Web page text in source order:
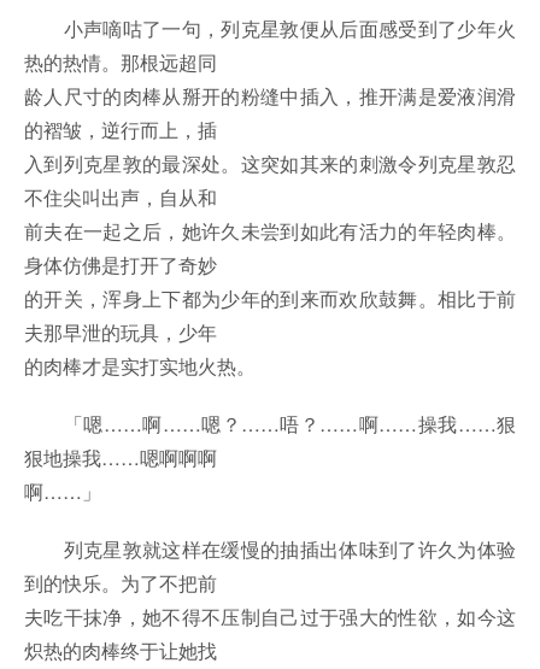
小声嘀咕了一句，列克星敦便从后面感受到了少年火
热的热情。那根远超同
龄人尺寸的肉棒从掰开的粉缝中插入，推开满是爱液润滑
的褶皱，逆行而上，插
入到列克星敦的最深处。这突如其来的刺激令列克星敦忍
不住尖叫出声，自从和
前夫在一起之后，她许久未尝到如此有活力的年轻肉棒。
身体仿佛是打开了奇妙
的开关，浑身上下都为少年的到来而欢欣鼓舞。相比于前
夫那早泄的玩具，少年
的肉棒才是实打实地火热。
「嗯……啊……嗯？……唔？……啊……操我……狠
狠地操我……嗯啊啊啊
啊……」
列克星敦就这样在缓慢的抽插出体味到了许久为体验
到的快乐。为了不把前
夫吃干抹净，她不得不压制自己过于强大的性欲，如今这
炽热的肉棒终于让她找